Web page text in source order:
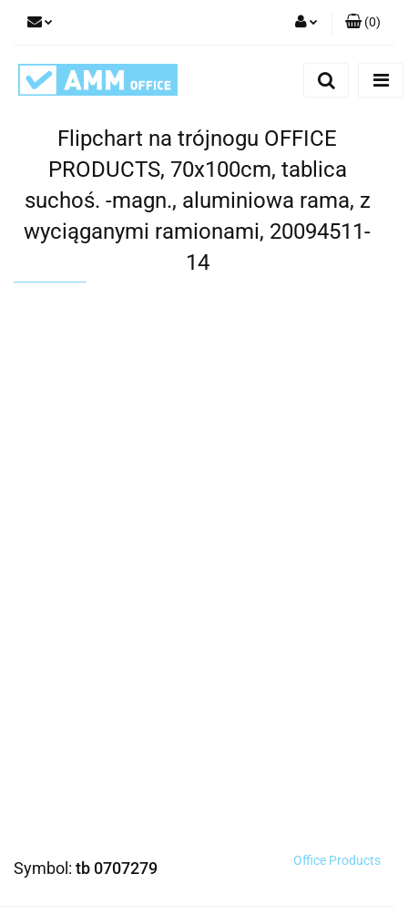
(0)
Flipchart na trójnogu OFFICE
PRODUCTS, 70x100cm, tablica
suchoś. -magn., aluminiowa rama, z
wyciąganymi ramionami, 20094511-
14
Symbol: tb 0707279 Office Products